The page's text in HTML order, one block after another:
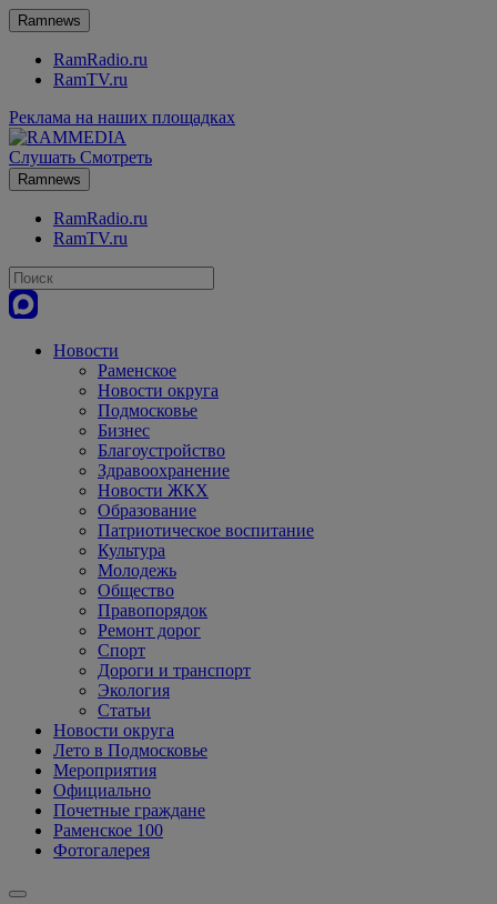
Ramnews
RamRadio.ru
RamTV.ru
Реклама на наших площадках
Слушать Смотреть
Ramnews
RamRadio.ru
RamTV.ru
Новости
Раменское
Новости округа
Подмосковье
Бизнес
Благоустройство
Здравоохранение
Новости ЖКХ
Образование
Патриотическое воспитание
Культура
Молодежь
Общество
Правопорядок
Ремонт дорог
Спорт
Дороги и транспорт
Экология
Статьи
Новости округа
Лето в Подмосковье
Мероприятия
Официально
Почетные граждане
Раменское 100
Фотогалерея